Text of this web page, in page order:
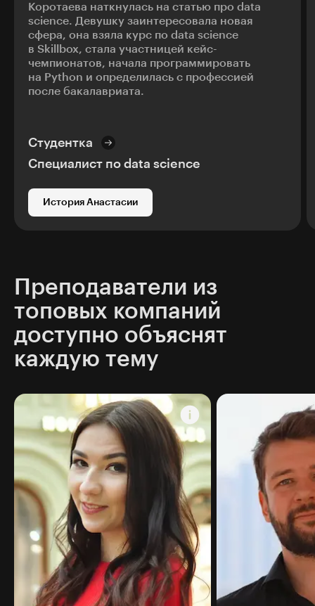
Коротаева наткнулась на статью про data
science. Девушку заинтересовала новая
сфера, она взяла курс по data science
в Skillbox, стала участницей кейс-
чемпионатов, начала программировать
на Python и определилась с профессией
после бакалавриата.
Студентка
Специалист по data science
История Анастасии
Преподаватели из
топовых компаний
доступно объяснят
каждую тему